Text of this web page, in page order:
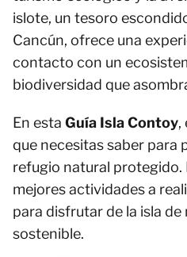
islote, un tesoro
Cancún, ofrece una
contacto con un
biodiversidad que
En esta Guía Isla Contoy,
que necesitas saber para
refugio natural protegido.
mejores actividades a
para disfrutar de la isla
sostenible.